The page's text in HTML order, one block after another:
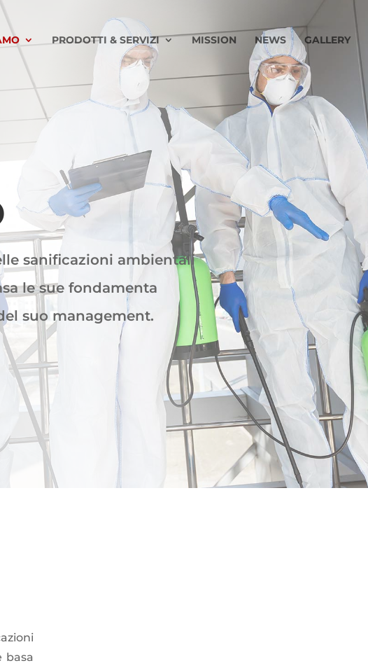
PRODOTTI & SERVIZI MISSION NEWS GALLERY
sanificazioni ambientali
le sue fondamenta
suo management.
basa